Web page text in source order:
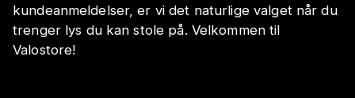
kundeanmeldelser, er vi det naturlige valget når du
trenger lys du kan stole på. Velkommen til
Valostore!